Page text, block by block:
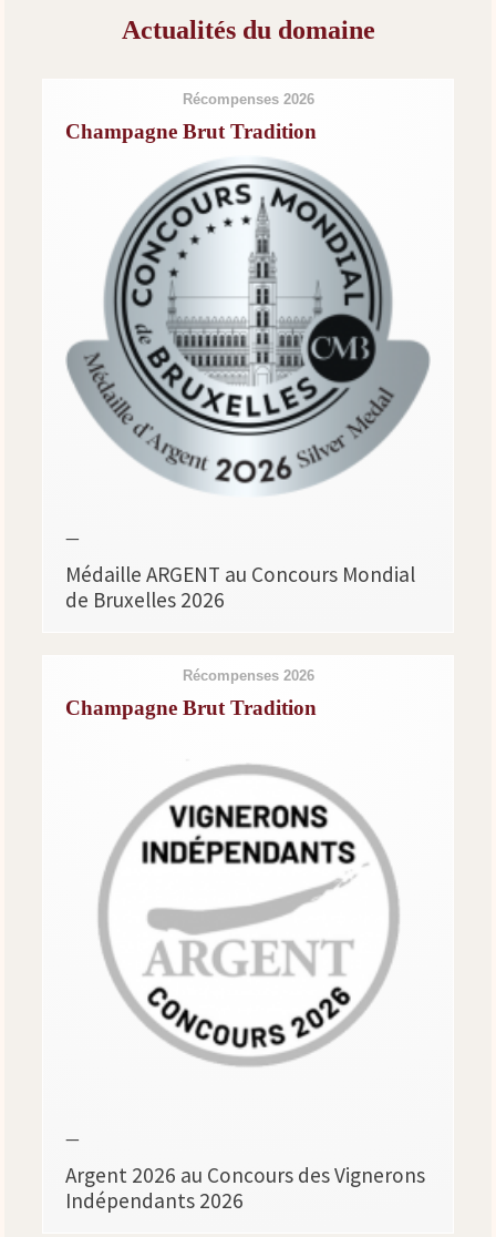
Actualités du domaine
Récompenses 2026
Champagne Brut Tradition
—
Médaille ARGENT au Concours Mondial
de Bruxelles 2026
Récompenses 2026
Champagne Brut Tradition
—
Argent 2026 au Concours des Vignerons
Indépendants 2026